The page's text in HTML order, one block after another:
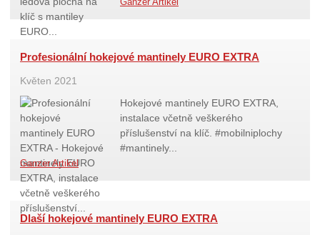
Profesionální hokejové mantinely EURO EXTRA
Květen 2021
Hokejové mantinely EURO EXTRA,
instalace včetně veškerého
příslušenství na klíč. #mobilniplochy
#mantinely...
Ganzer Artikel
Dlaší hokejové mantinely EURO EXTRA